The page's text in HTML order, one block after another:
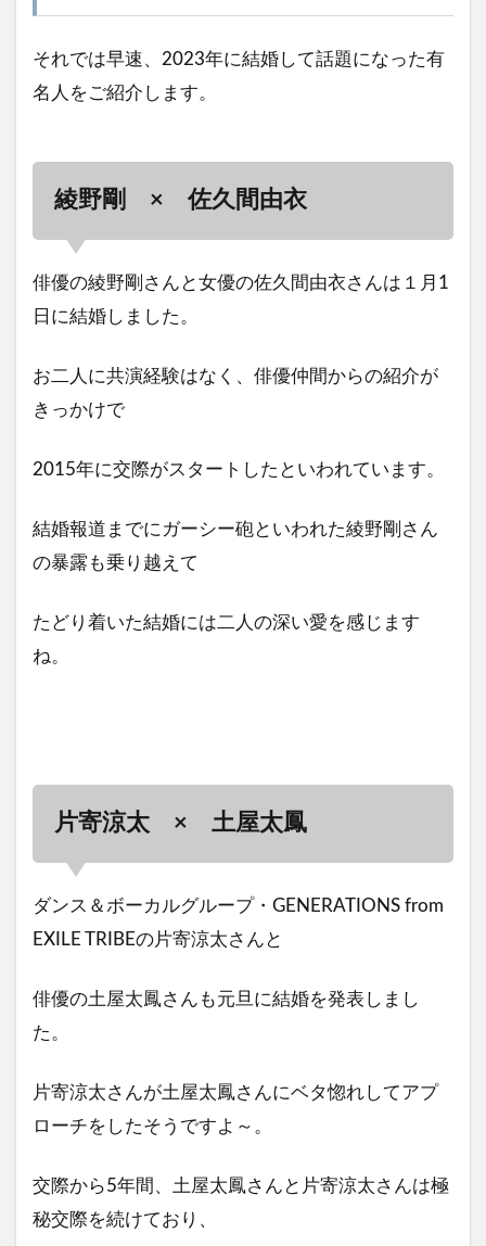
それでは早速、2023年に結婚して話題になった有
名人をご紹介します。
綾野剛 × 佐久間由衣
俳優の綾野剛さんと女優の佐久間由衣さんは１月1
日に結婚しました。
お二人に共演経験はなく、俳優仲間からの紹介が
きっかけで
2015年に交際がスタートしたといわれています。
結婚報道までにガーシー砲といわれた綾野剛さん
の暴露も乗り越えて
たどり着いた結婚には二人の深い愛を感じます
ね。
片寄涼太 × 土屋太鳳
ダンス＆ボーカルグループ・GENERATIONS from
EXILE TRIBEの片寄涼太さんと
俳優の土屋太鳳さんも元旦に結婚を発表しまし
た。
片寄涼太さんが土屋太鳳さんにベタ惚れしてアプ
ローチをしたそうですよ～。
交際から5年間、土屋太鳳さんと片寄涼太さんは極
秘交際を続けており、